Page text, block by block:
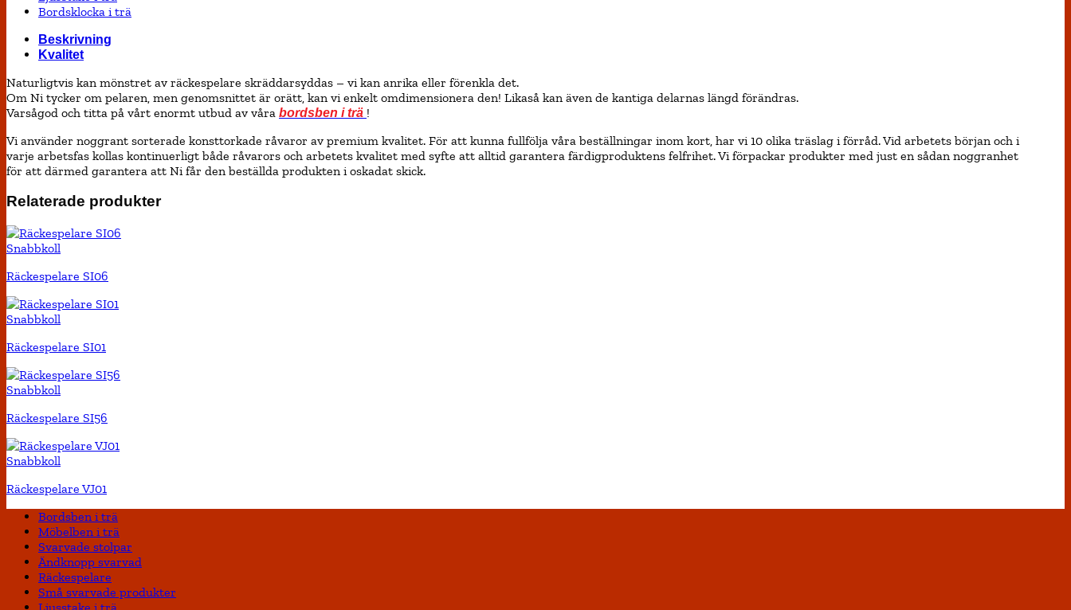
Bordsklocka i trä
Beskrivning
Kvalitet
Naturligtvis kan mönstret av räckespelare skräddarsyddas – vi kan anrika eller förenkla det.
Om Ni tycker om pelaren, men genomsnittet är orätt, kan vi enkelt omdimensionera den! Likaså kan även de kantiga delarnas längd förändras.
Varsågod och titta på vårt enormt utbud av våra bordsben i trä !
Vi använder noggrant sorterade konsttorkade råvaror av premium kvalitet. För att kunna fullfölja våra beställningar inom kort, har vi 10 olika träslag i förråd. Vid arbetets början och i
varje arbetsfas kollas kontinuerligt både råvarors och arbetets kvalitet med syfte att alltid garantera färdigproduktens felfrihet. Vi förpackar produkter med just en sådan noggranhet
för att därmed garantera att Ni får den beställda produkten i oskadat skick.
Relaterade produkter
Snabbkoll
Räckespelare SI06
Snabbkoll
Räckespelare SI01
Snabbkoll
Räckespelare SI56
Snabbkoll
Räckespelare VJ01
Bordsben i trä
Möbelben i trä
Svarvade stolpar
Ändknopp svarvad
Räckespelare
Små svarvade produkter